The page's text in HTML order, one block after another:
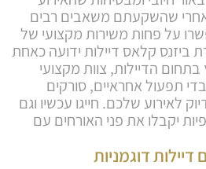
אחרי שהשקעתם משאבים רבים
על פחות משירות מקצועי של
ביזנס קלאס דיילות ידועה כאחת
הדיילות, צוות מקצועי
תפעול אחראיים, סורקים
לאירוע שלכם. חייגו עכשיו וגם
יקבלו את פני האורחים עם
דוגמניות